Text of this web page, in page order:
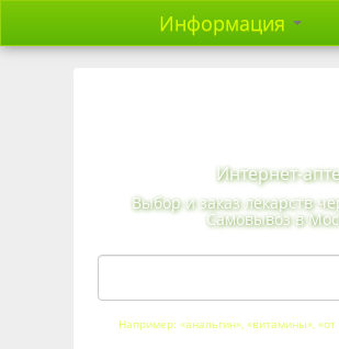
Информация
Интернет-
Выбор и заказ лекарств
Самовывоз в
Например: «анальгин», «витамины»,